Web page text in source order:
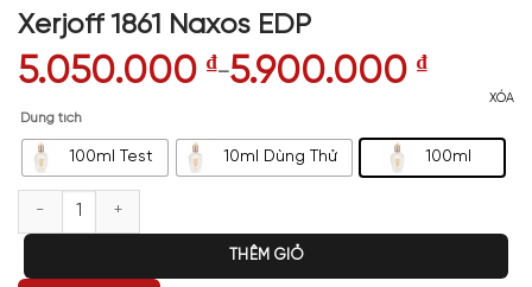
Xerjoff 1861 Naxos EDP
5.050.000 ₫–5.900.000 ₫
Dung tích
100ml Test 10ml Dùng Thử 100ml
XÓA
Xerjoff 1861 Naxos EDP số lượng
THÊM GIỎ